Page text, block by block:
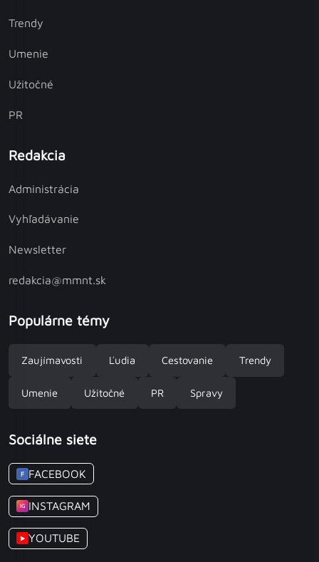
Trendy
Umenie
Užitočné
PR
Redakcia
Administrácia
Vyhľadávanie
Newsletter
redakcia@mmnt.sk
Populárne témy
Zaujímavosti Ľudia Cestovanie Trendy
Umenie Užitočné PR Spravy
Sociálne siete
F FACEBOOK
IG INSTAGRAM
▶ YOUTUBE